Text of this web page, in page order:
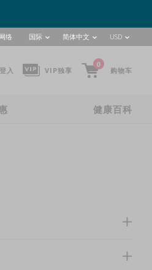
络 国际 简体中文 USD
入 VIP独享
0
购物车
健康百科